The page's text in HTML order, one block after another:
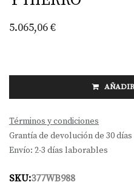
5.065,06€
Términos y condiciones
Grantía de devolución de 30 días
Envío: 2-3 días laborables
SKU:377WB988